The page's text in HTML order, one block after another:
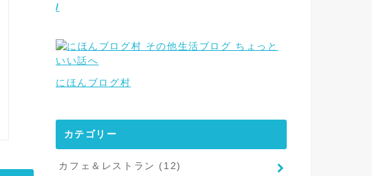
/
にほんブログ村
カテゴリー
カフェ＆レストラン (12)